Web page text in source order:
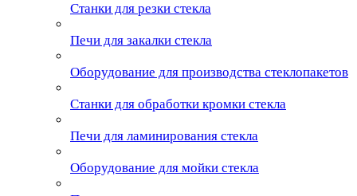
Станки для резки стекла
Печи для закалки стекла
Оборудование для производства стеклопакетов
Станки для обработки кромки стекла
Печи для ламинирования стекла
Оборудование для мойки стекла